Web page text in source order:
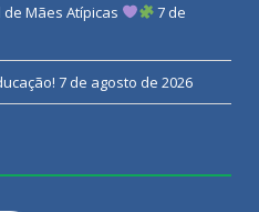
Mães Atípicas
7 de
7 de agosto de 2026